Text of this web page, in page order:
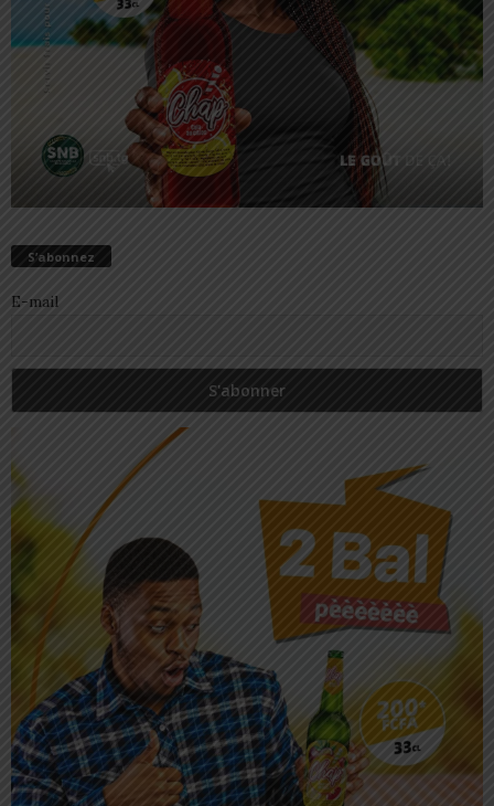
S’abonnez
E-mail